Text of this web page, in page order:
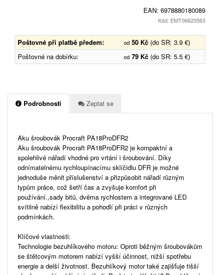
EAN: 6978880180089
Kód: EMT06620563
Poštovné při platbě předem: od 50 Kč (do SR: 3.9 €)
Poštovné na dobírku:
od 79 Kč (do SR: 5.5 €)
Podrobnosti Zeptat se
Aku šroubovák Procraft PA18ProDFR2
Aku šroubovák Procraft PA18ProDFR2 je kompaktní a
spolehlivé nářadí vhodné pro vrtání i šroubování. Díky
odnímatelnému rychloupínacímu sklíčidlu DFR je možné
jednoduše měnit příslušenství a přizpůsobit nářadí různým
typům práce, což šetří čas a zvyšuje komfort při
používání.,sady bitů, dvěma rychlostem a integrované LED
svítilně nabízí flexibilitu a pohodlí při práci v různých
podmínkách.
Klíčové vlastnosti:
Technologie bezuhlíkového motoru: Oproti běžným šroubovákům
se štětcovým motorem nabízí vyšší účinnost, nižší spotřebu
energie a delší životnost. Bezuhlíkový motor také zajišťuje tišší